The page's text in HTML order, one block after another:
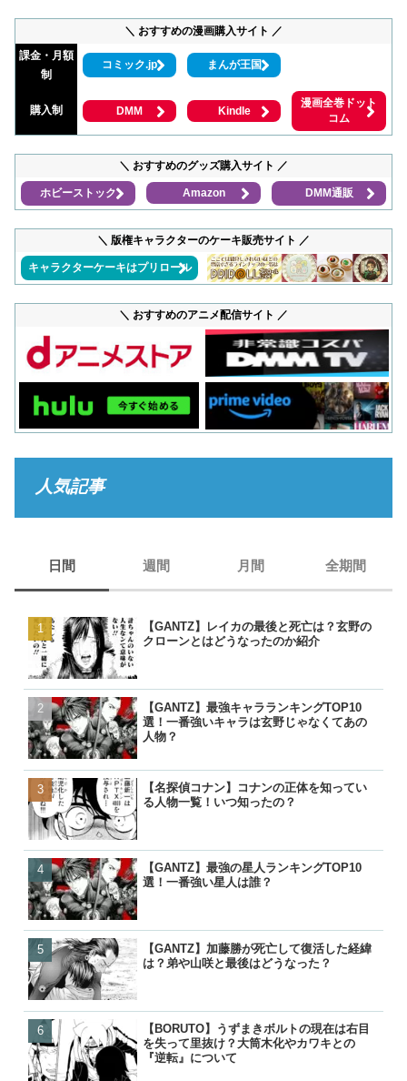
＼ おすすめの漫画購入サイト ／
課金・月額
制
コミック.jp まんが王国
購入制 DMM Kindle
漫画全巻ドット
コム
＼ おすすめのグッズ購入サイト ／
ホビーストック Amazon DMM通販
＼ 版権キャラクターのケーキ販売サイト ／
キャラクターケーキはプリロール
＼ おすすめのアニメ配信サイト ／
人気記事
日間
【GANTZ】レイカの最後と死亡は？玄野の
クローンとはどうなったのか紹介
【GANTZ】最強キャラランキングTOP10
選！一番強いキャラは玄野じゃなくてあの
人物？
【名探偵コナン】コナンの正体を知ってい
る人物一覧！いつ知ったの？
【GANTZ】最強の星人ランキングTOP10
選！一番強い星人は誰？
【GANTZ】加藤勝が死亡して復活した経緯
は？弟や山咲と最後はどうなった？
【BORUTO】うずまきボルトの現在は右目
を失って里抜け？大筒木化やカワキとの
『逆転』について
週間
【GANTZ】レイカの最後と
クローンとはどうなったの
【GANTZ】西丈一郎は最後
き返った後や告白について
【GANTZ】加藤勝が死亡し
は？弟や山咲と最後はどう
【BLEACH】零番隊は死亡
後が小説で判明！
【BLEACH】護廷十三隊の
覧！初代から10年後まで歴
【BORUTO】九喇嘛（クラ
粒子モードとナルトとの別
月間
【GANTZ】レイカの最後と
クローンとはどうなったの
【GANTZ】西丈一郎は最後
き返った後や告白について
【GANTZ】加藤勝が死亡し
は？弟や山咲と最後はどう
【BLEACH】零番隊は死亡
後が小説で判明！
【BORUTO】九喇嘛（クラ
粒子モードとナルトとの別
【BLEACH】護廷十三隊の
覧！初代から10年後まで歴
全期間
【BORUTO】うずまきナル
現在のナルトは生きている
【呪術廻戦】七海健人は渋
た？死因や最後、虎杖に遺
【名探偵コナン】コナンの
る人物一覧！いつ知ったの
【BORUTO】九喇嘛（クラ
粒子モードとナルトとの別
【呪術廻戦】五条悟が復活
経緯と宿儺との決戦はいつ
【鬼滅の刃】鬼舞辻無惨の
た？どうやって倒したのか